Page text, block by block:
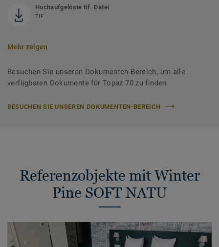
Hochaufgelöste tif. Datei
TIF
Mehr zeigen
Besuchen Sie unseren Dokumenten-Bereich, um alle
verfügbaren Dokumente für Topaz 70 zu finden
BESUCHEN SIE UNSEREN DOKUMENTEN-BEREICH
Referenzobjekte mit Winter
Pine SOFT NATU